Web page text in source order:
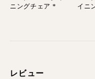
ニングチェア *
イニ
レビュー